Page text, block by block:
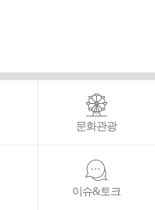
문화관광
이슈&토크